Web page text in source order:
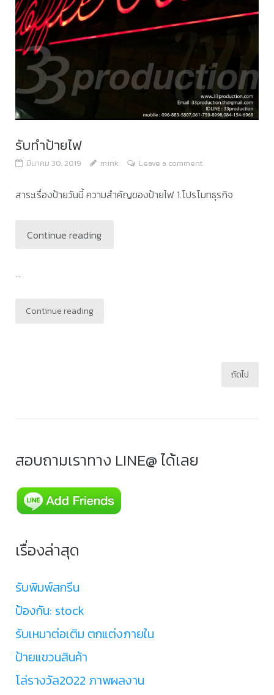
รับทําป้ายไฟ
มีนาคม 30, 2019 mink Leave a comment
สาระเรื่องป้ายวันนี้ ความสำคัญของป้ายไฟ 1.โปรโมทธุรกิจ
Continue reading
...
Continue reading
ถัดไป
สอบถามเราทาง LINE@ ได้เลย
เรื่องล่าสุด
รับพิมพ์สกรีน
ป้องกัน: stock
รับเหมาต่อเติม ตกแต่งภายใน
ป้ายแขวนสินค้า
โล่รางวัล2022 ภาพผลงาน